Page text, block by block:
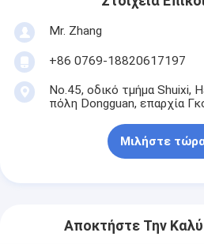
Μιλήστε τώρα.
Φίλτρο αέρα που
Μηχανή κατασκευής φίλτρων
Mr. Zhang
+86 0769-18820617197
No.45, οδικό τμήμα Shuixi,
πόλη Dongguan, επαρχία
Μιλήστε
Αποκτήστε Την